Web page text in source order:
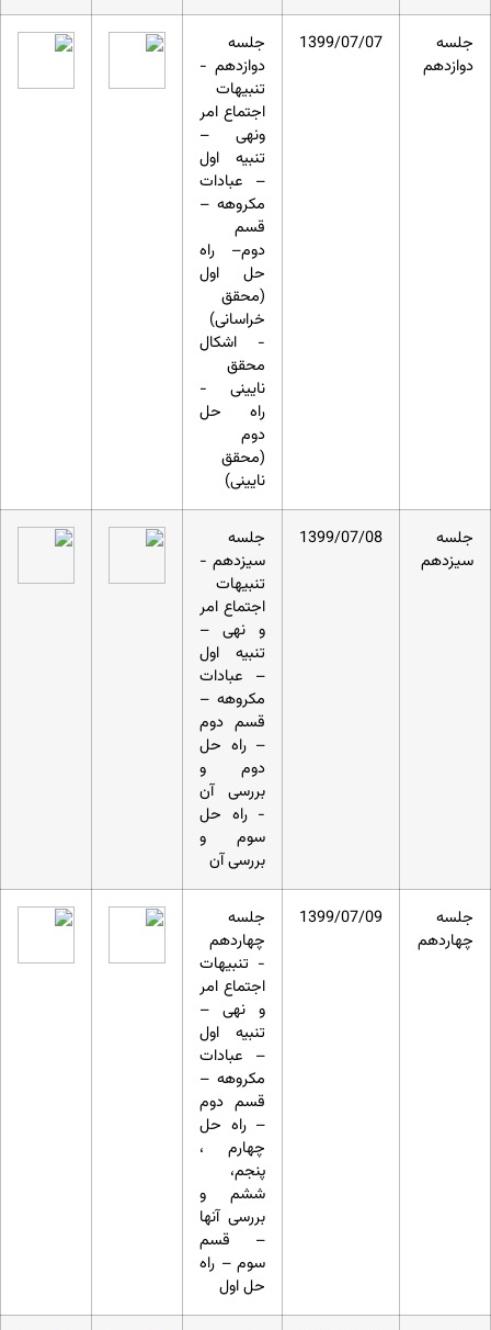
جلسه
دوازدهم
1399/07/07
جلسه
دوازدهم -
تنبیهات
اجتماع امر
ونهی –
تنبیه اول
– عبادات
مکروهه –
قسم
دوم– راه
حل اول
(محقق
خراسانی)
- اشکال
محقق
نایینی -
راه حل
دوم
(محقق
نایینی)
جلسه
سیزدهم
1399/07/08
جلسه
سیزدهم -
تنبیهات
اجتماع امر
و نهی –
تنبیه اول
– عبادات
مکروهه –
قسم دوم
– راه حل
دوم و
بررسی آن
- راه حل
سوم و
بررسی آن
جلسه
چهاردهم
1399/07/09
جلسه
چهاردهم
- تنبیهات
اجتماع امر
و نهی –
تنبیه اول
– عبادات
مکروهه –
قسم دوم
– راه حل
چهارم ،
پنجم،
ششم و
بررسی آنها
– قسم
سوم – راه
حل اول